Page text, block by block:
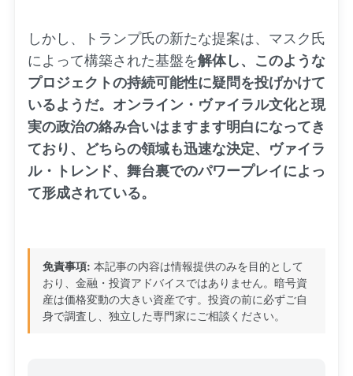
しかし、トランプ氏の新たな提案は、マスク氏
によって構築された基盤を解体し、このような
プロジェクトの持続可能性に疑問を投げかけて
いるようだ。オンライン・ヴァイラル文化と現
実の政治の絡み合いはますます明白になってき
ており、どちらの領域も迅速な決定、ヴァイラ
ル・トレンド、舞台裏でのパワープレイによっ
て形成されている。
免責事項: 本記事の内容は情報提供のみを目的として
おり、金融・投資アドバイスではありません。暗号資
産は価格変動の大きい資産です。投資の前に必ずご自
身で調査し、独立した専門家にご相談ください。